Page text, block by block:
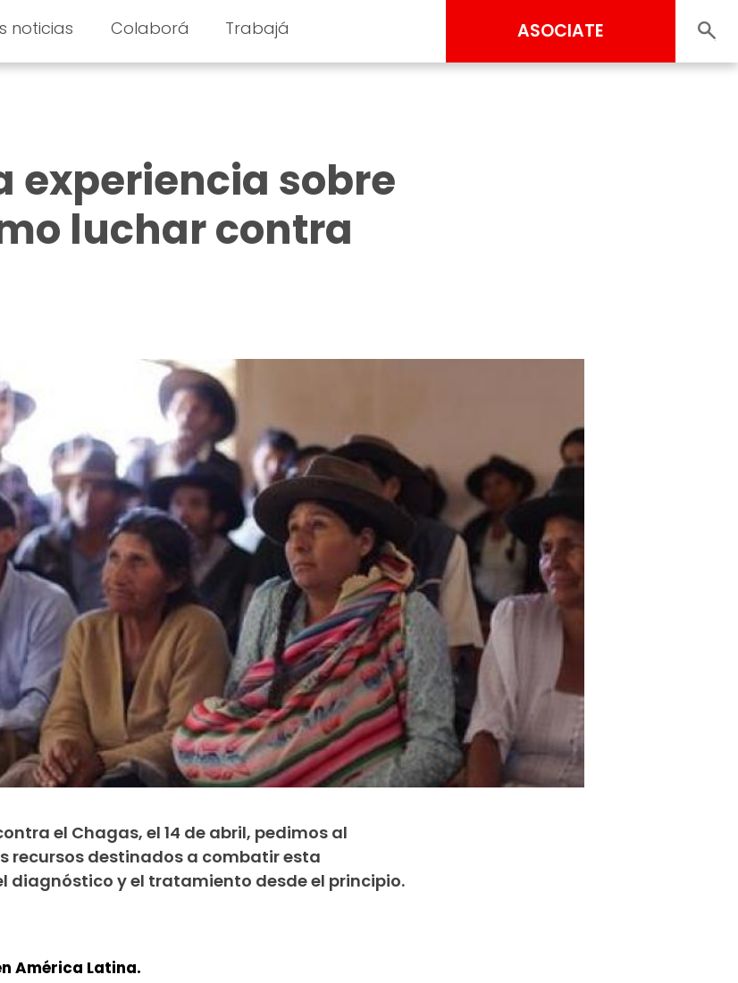
noticias Colaborá Trabajá ASOCIATE
experiencia sobre
luchar contra
el Chagas, el 14 de abril, pedimos al
recursos destinados a combatir esta
diagnóstico y el tratamiento desde el principio.
América Latina.